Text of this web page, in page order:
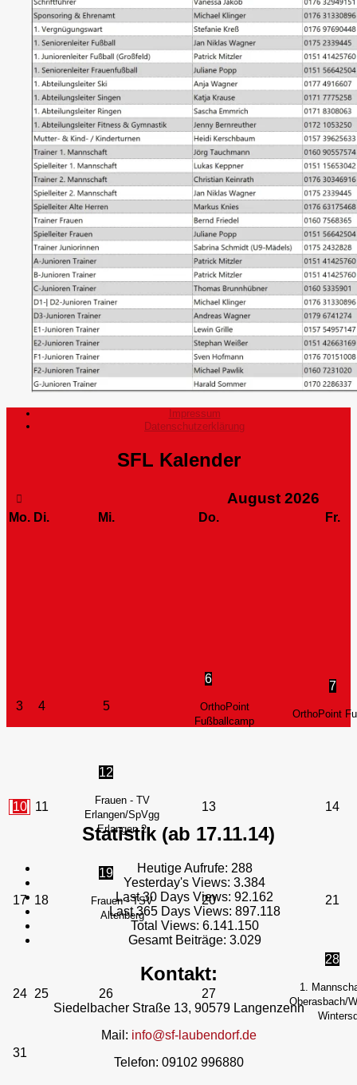
Impressum
Datenschutzerklärung
SFL Kalender
August 2026
Mo. Di. Mi. Do. Fr.
3 4 5
6
OrthoPoint
Fußballcamp
7
OrthoPoint
10 11
12
Frauen - TV
Erlangen/SpVgg
Erlangen 2
13 14
17 18
19
Frauen - TSV
Altenberg
20 21
24 25 26 27
28
1.
Oberasbach/
31
Statistik (ab 17.11.14)
Heutige Aufrufe: 288
Yesterday's Views: 3.384
Last 30 Days Views: 92.162
Last 365 Days Views: 897.118
Total Views: 6.141.150
Gesamt Beiträge: 3.029
Kontakt:
Siedelbacher Straße 13, 90579 Langenzenn
Mail: info@sf-laubendorf.de
Telefon: 09102 996880